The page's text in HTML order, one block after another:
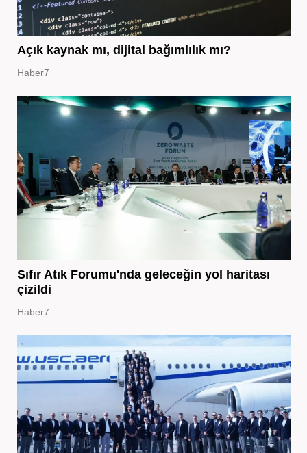
Açık kaynak mı, dijital bağımlılık mı?
Haber7
Sıfır Atık Forumu'nda geleceğin yol haritası
çizildi
Haber7